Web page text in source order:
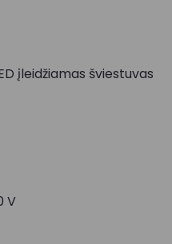
įleidžiamas šviestuvas
V